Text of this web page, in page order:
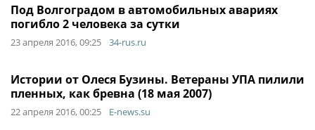
Под Волгоградом в автомобильных авариях
погибло 2 человека за сутки
23 апреля 2016, 09:25 34-rus.ru
Истории от Олеся Бузины. Ветераны УПА пилили
пленных, как бревна (18 мая 2007)
22 апреля 2016, 00:25 E-news.su